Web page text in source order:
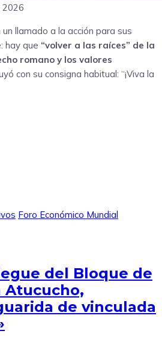
2026
llamado a la acción para sus
hay que “volver a las raíces” de la
romano y los valores
con su consigna habitual: “¡Viva la
Foro Económico Mundial
del Bloque de
Atucucho,
de vinculada